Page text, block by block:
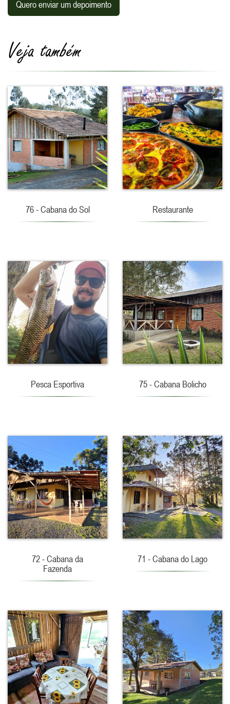
Quero enviar um depoimento
Veja também
76 - Cabana do Sol Restaurante
Pesca Esportiva 75 - Cabana Bolicho
72 - Cabana da
Fazenda
71 - Cabana do Lago